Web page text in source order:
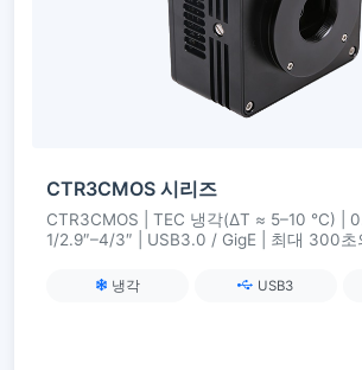
CTR3CMOS 시리즈
CTR3CMOS | TEC 냉각(ΔT ≈ 5–10 °C) |
1/2.9″–4/3″ | USB3.0 / GigE | 최대 300초
냉각 USB3